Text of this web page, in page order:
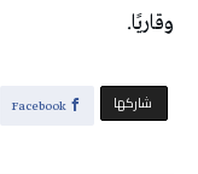
وقاريًا.
‫‫ شاركها‬ Facebook